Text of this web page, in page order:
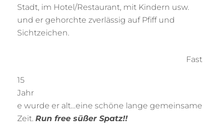
Stadt, im Hotel/Restaurant, mit Kindern usw.
und er gehorchte zverlässig auf Pfiff und
Sichtzeichen.
Fast
15
Jahr
e wurde er alt…eine schöne lange gemeinsame
Zeit. Run free süßer Spatz!!